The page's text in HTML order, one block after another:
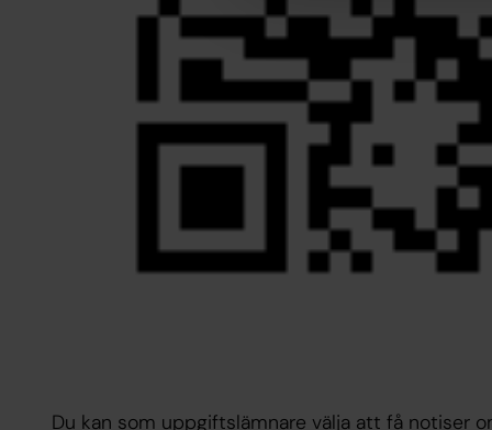
Du kan som uppgiftslämnare välja att få notiser